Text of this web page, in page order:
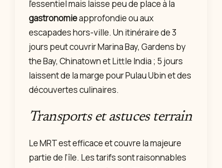
l’essentiel mais laisse peu de place à la
gastronomieapprofondie ou aux
escapades hors-ville. Un itinéraire de 3
jours peut couvrir Marina Bay, Gardens by
the Bay, Chinatown et Little India ; 5 jours
laissent de la marge pour Pulau Ubin et des
découvertes culinaires.
Transports et astuces terrain
Le MRT est efficace et couvre la majeure
partie de l’île. Les tarifs sont raisonnables